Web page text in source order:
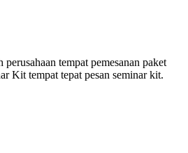
tempat pemesanan paket
Kit tempat tepat pesan seminar kit.